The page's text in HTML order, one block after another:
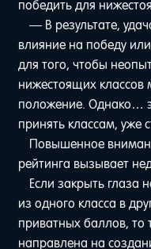
победить для
— В результате,
влияние на победу
для того, чтобы
нижестоящих классов
положение. Однако…
принять классам, уже
Повышенное
рейтинга вызывает
Если закрыть глаза
из одного класса в
приватных баллов, то
направлена на